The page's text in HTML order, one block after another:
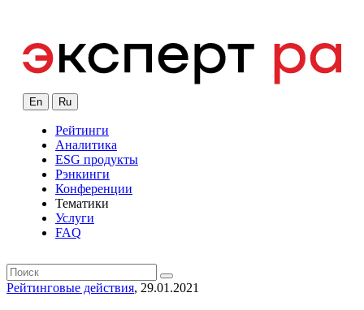
En Ru
Рейтинги
Аналитика
ESG продукты
Рэнкинги
Конференции
Тематики
Услуги
FAQ
Рейтинговые действия, 29.01.2021